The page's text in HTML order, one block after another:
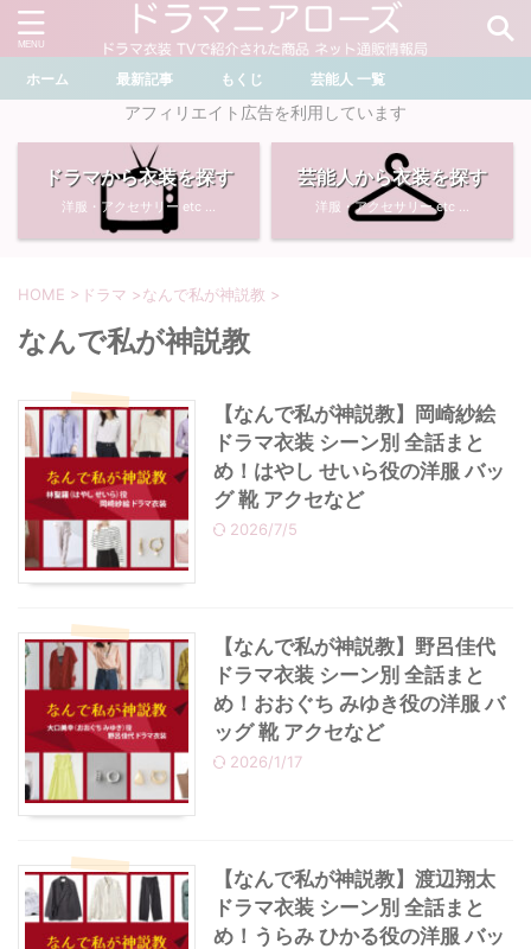
＼ ドラマ・芸能人を検索 ／
おすすめ検索ワード
川口春奈
・石原さとみ
・菜々緒
・堀田真由
・多部未華子
広瀬すず
・あのクズ
・無能の鷹
・若草物語
・わたしの宝物
・ライオンの隠れ家
・サイレント
・バッグ
・ 腕時計
ホーム 最新記事 もくじ 芸能人 一覧
アフィリエイト広告を利用しています
ドラマから衣装を探す
洋服・アクセサリー etc ...
芸能人から衣装を探す
洋服・アクセサリー etc ...
HOME > ドラマ >なんで私が神説教 >
なんで私が神説教
【なんで私が神説教】岡崎紗絵
ドラマ衣装 シーン別 全話まと
め！はやし せいら役の洋服 バッ
グ 靴 アクセなど
2026/7/5
【なんで私が神説教】野呂佳代
ドラマ衣装 シーン別 全話まと
め！おおぐち みゆき役の洋服 バ
ッグ 靴 アクセなど
2026/1/17
【なんで私が神説教】渡辺翔太
ドラマ衣装 シーン別 全話まと
め！うらみ ひかる役の洋服 バッ